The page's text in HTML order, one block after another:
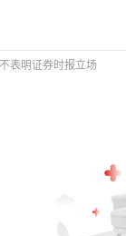
表明证券时报立场